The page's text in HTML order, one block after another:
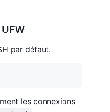
par défaut.
les connexions